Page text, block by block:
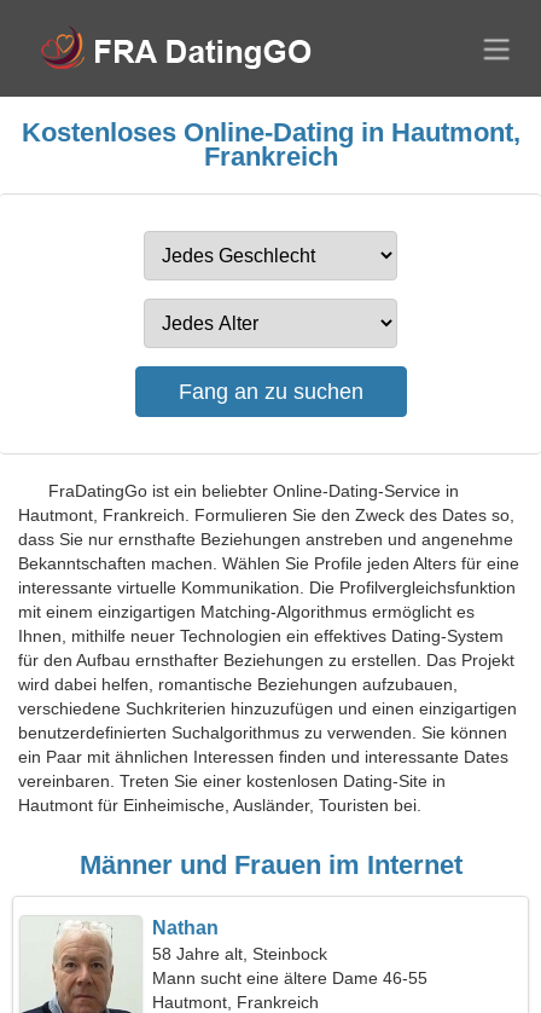
Kostenloses Online-Dating in Hautmont,
Frankreich
FraDatingGo ist ein beliebter Online-Dating-Service in
Hautmont, Frankreich. Formulieren Sie den Zweck des Dates so,
dass Sie nur ernsthafte Beziehungen anstreben und angenehme
Bekanntschaften machen. Wählen Sie Profile jeden Alters für eine
interessante virtuelle Kommunikation. Die Profilvergleichsfunktion
mit einem einzigartigen Matching-Algorithmus ermöglicht es
Ihnen, mithilfe neuer Technologien ein effektives Dating-System
für den Aufbau ernsthafter Beziehungen zu erstellen. Das Projekt
wird dabei helfen, romantische Beziehungen aufzubauen,
verschiedene Suchkriterien hinzuzufügen und einen einzigartigen
benutzerdefinierten Suchalgorithmus zu verwenden. Sie können
ein Paar mit ähnlichen Interessen finden und interessante Dates
vereinbaren. Treten Sie einer kostenlosen Dating-Site in
Hautmont für Einheimische, Ausländer, Touristen bei.
Männer und Frauen im Internet
Nathan
58 Jahre alt, Steinbock
Mann sucht eine ältere Dame 46-55
Hautmont, Frankreich